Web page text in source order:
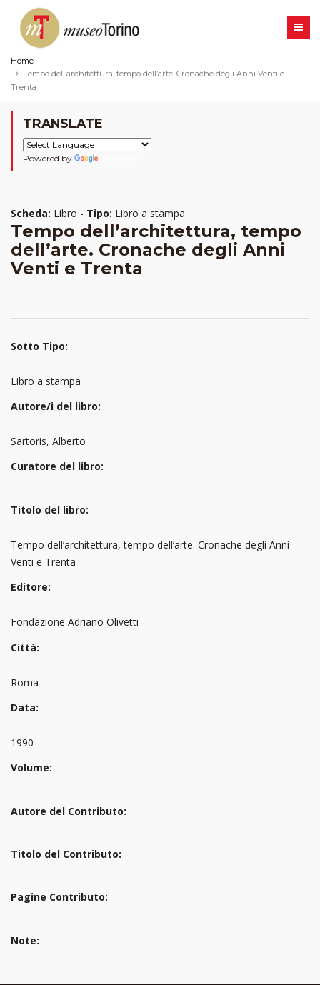
Home
Tempo dell’architettura, tempo dell’arte. Cronache degli Anni Venti e
Trenta
TRANSLATE
Powered by
Scheda: Libro - Tipo: Libro a stampa
Tempo dell’architettura, tempo
dell’arte. Cronache degli Anni
Venti e Trenta
Sotto Tipo:
Libro a stampa
Autore/i del libro:
Sartoris, Alberto
Curatore del libro:
Titolo del libro:
Tempo dell’architettura, tempo dell’arte. Cronache degli Anni
Venti e Trenta
Editore:
Fondazione Adriano Olivetti
Città:
Roma
Data:
1990
Volume:
Autore del Contributo:
Titolo del Contributo:
Pagine Contributo:
Note: